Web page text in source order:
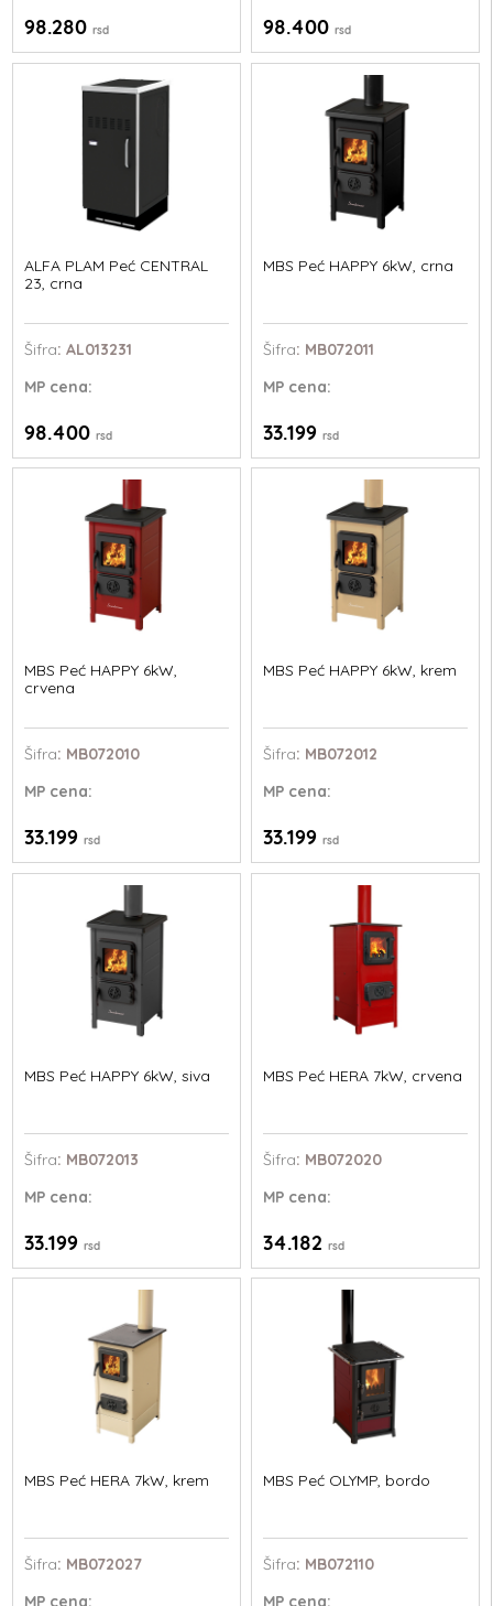
98.280rsd 98.400 rsd
ALFA PLAM Peć CENTRAL
23, crna
Šifra: AL013231
MP cena:
98.400rsd
MBS Peć HAPPY 6kW, crna
Šifra: MB072011
MPcena:
33.199 rsd
MBS Peć HAPPY 6kW,
crvena
Šifra: MB072010
MP cena:
33.199rsd
MBS Peć HAPPY 6kW, krem
Šifra: MB072012
MPcena:
33.199 rsd
MBS Peć HAPPY 6kW, siva
Šifra: MB072013
MP cena:
33.199rsd
MBS Peć HERA 7kW, crvena
Šifra: MB072020
MPcena:
34.182 rsd
MBS Peć HERA 7kW, krem
Šifra: MB072027
MP cena:
MBS Peć OLYMP, bordo
Šifra: MB072110
MPcena: